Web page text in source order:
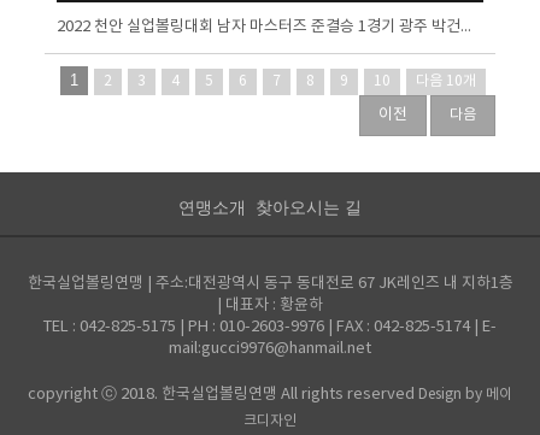
2022 천안 실업볼링대회 남자 마스터즈 준결승 1경기 광주 박건하 대 울주 황동욱
1 2 3 4 5 6 7 8 9 10 다음 10개
이전 다음
연맹소개 찾아오시는 길
한국실업볼링연맹 | 주소:대전광역시 동구 동대전로 67 JK레인즈 내 지하1층
| 대표자 : 황윤하
TEL : 042-825-5175 | PH : 010-2603-9976 | FAX : 042-825-5174 | E-
mail:gucci9976@hanmail.net
copyright ⓒ 2018. 한국실업볼링연맹 All rights reserved Design by 메이
크디자인